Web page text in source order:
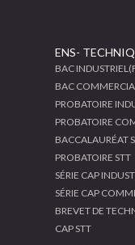
ENS-
BAC
BAC
PROBATOIRE
PROBATOIRE
BACCALAURÉAT
PROBATOIRE STT
SÉRIE CAP
SÉRIE CAP
BREVET DE
CAP STT